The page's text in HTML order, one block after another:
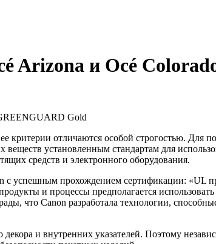
Arizona и Océ
отличаются особой строгостью. Для
веществ установленным стандартам для
средств и электронного оборудования.
с успешным прохождением сертификации: «UL
и процессы предполагается
что Canon разработала технологии,
и внутренних указателей. Поэтому